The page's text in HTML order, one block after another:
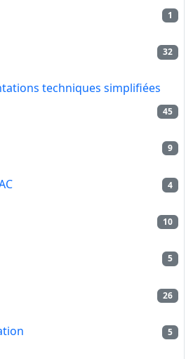
1
32
techniques simplifiées
45
9
4
10
5
26
5